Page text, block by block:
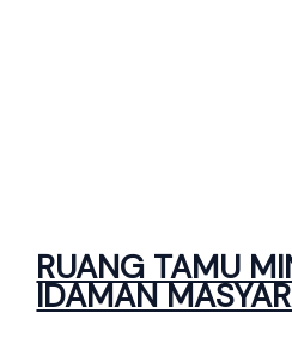
RUANG TAMU
IDAMAN